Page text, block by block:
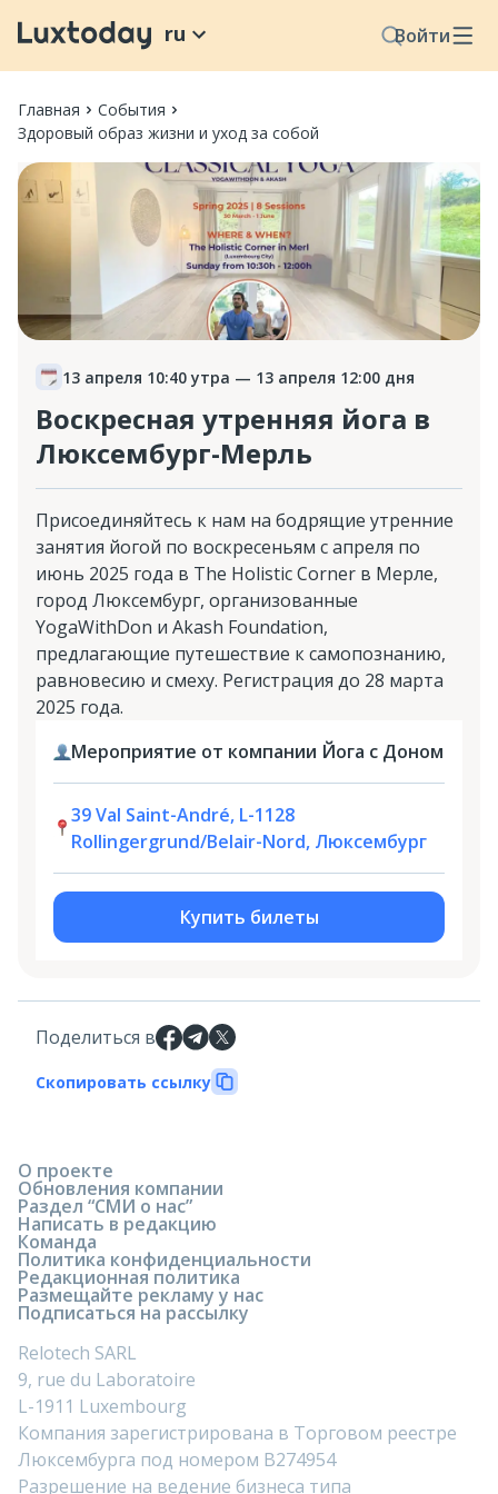
Войти
ru
Главная
События
Здоровый образ жизни и уход за собой
13 апреля 10:40 утра — 13 апреля 12:00 дня
Воскресная утренняя йога в
Люксембург-Мерль
Присоединяйтесь к нам на бодрящие утренние
занятия йогой по воскресеньям с апреля по
июнь 2025 года в The Holistic Corner в Мерле,
город Люксембург, организованные
YogaWithDon и Akash Foundation,
предлагающие путешествие к самопознанию,
равновесию и смеху. Регистрация до 28 марта
2025 года.
Мероприятие от компании Йога с Доном
39 Val Saint-André, L-1128
Rollingergrund/Belair-Nord, Люксембург
Купить билеты
Поделиться в
Скопировать ссылку
О проекте
Обновления компании
Раздел “СМИ о нас”
Написать в редакцию
Команда
Политика конфиденциальности
Редакционная политика
Размещайте рекламу у нас
Подписаться на рассылку
Relotech SARL
9, rue du Laboratoire
L-1911 Luxembourg
Компания зарегистрирована в Торговом реестре
Люксембурга под номером B274954
Разрешение на ведение бизнеса типа